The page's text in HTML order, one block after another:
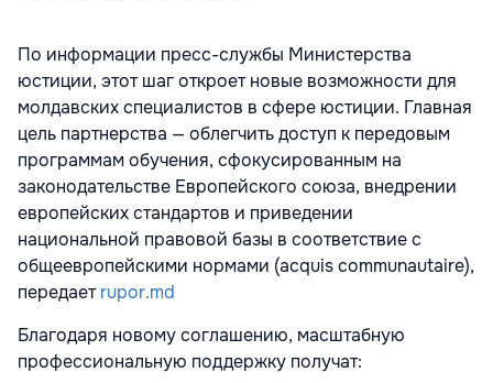
По информации пресс-службы Министерства
юстиции, этот шаг откроет новые возможности для
молдавских специалистов в сфере юстиции. Главная
цель партнерства — облегчить доступ к передовым
программам обучения, сфокусированным на
законодательстве Европейского союза, внедрении
европейских стандартов и приведении
национальной правовой базы в соответствие с
общеевропейскими нормами (acquis communautaire),
передаетrupor.md
Благодаря новому соглашению, масштабную
профессиональную поддержку получат: